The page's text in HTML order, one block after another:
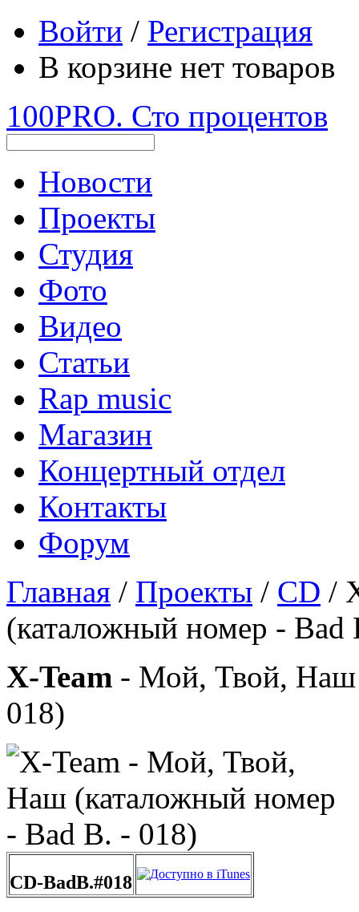
Войти / Регистрация
В корзине нет товаров
100PRO. Сто процентов
Новости
Проекты
Студия
Фото
Видео
Статьи
Rap music
Магазин
Концертный отдел
Контакты
Форум
Главная / Проекты / CD /
(каталожный номер - Bad
X-Team - Мой, Твой, Наш
018)
CD-BadB.#018